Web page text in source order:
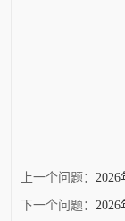
上一个问题：
下一个问题：